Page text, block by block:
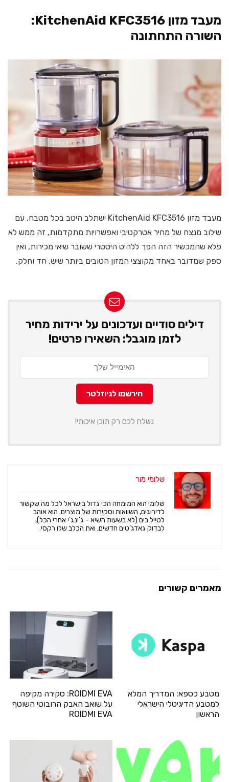
מעבד מזון KitchenAid KFC3516:
השורה התחתונה
מעבד מזון KitchenAid KFC3516 ישתלב היטב בכל מטבח. עם
שילוב מנצח של מחיר אטרקטיבי ואפשרויות מתקדמות, זה ממש לא
פלא שהמכשיר הזה הפך ללהיט היסטרי ששובר שיאי מכירות, ואין
ספק שמדובר באחד מקוצצי המזון הטובים ביותר שיש. חד וחלק.
דילים סודיים ועדכונים על ירידות מחיר
לזמן מוגבל: השאירו פרטים!
נשלח לכם רק תוכן איכותי!
שלומי מור
שלומי הוא המומחה הכי גדול בישראל לכל מה שקשור
לדירוגים, השוואות וסקירות של מוצרים. הוא אוהב
לטייל בים (לא בשעות השיא - ג'ינג'י אחרי הכל),
לבדוק גאדג'טים חדשים, ואת הכלב שלו רקסי.
מאמרים קשורים
מטבע כספא: המדריך המלא
למטבע הדיגיטלי הישראלי
הראשון
ROIDMI EVA: סקירה מקיפה
על שואב האבק הרובוטי השוטף
ROIDMI EVA